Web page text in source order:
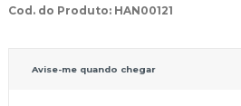
Cod. do Produto: HAN00121
Avise-me quando chegar